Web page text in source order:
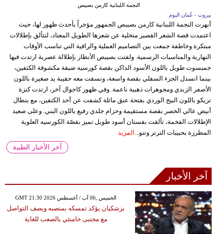
النجمة اللبنانية كارمن بصيبص
بيروت - عُمان اليوم
أبهرت النجمة اللبنانية كارمن بصيبص الجمهور مؤخراً بأحدث ظهور لها، حيث
اعتمدت قصة الشعر القصير متخلية عن شعرها الطويل المعتاد، لتتألق بإطلالات
مبتكرة وخاطفة جمعت بين التصاميم العملية والراقية التي تناسب الأوقات
النهارية والمناسبات الرسمية. ولفتت بصيبص الأنظار بإطلالة عصرية ارتدت فيها
جمبسوت طويل باللون الأسود الداكن بقصة كورسيه ضيقة مكشوفة الكتفين،
بينما انسدل الجزء السفلي بقصة واسعة، ونسقت معه حقيبة يد صغيرة باللون
الأصفر الزبدي ومجوهرات ذهبية ناعمة. وفي ظهور كاجوال آخر، ارتدت كنزة
تريكو باللون البيج الوردي بفتحة عنق مائلة كشفت عن أحد الكتفين، مع بنطال
أبيض عالي الخصر بقصة مستقيمة وحزام جلدي رفيع باللون البني. وعلى صعيد
الإطلالات الفخمة، تألقت بفستان أسود طويل تميز بقصّة الكورسيه العلوية
المطرزة بحبيبات الترتر وتنو... المزيد
آخر الأخبار الطبية
آخر الأخبار
GMT 21:30 2026 الخميس ,06 آب / أغسطس
بزشكيان يؤكد تمسكه بمنصبه ويصف التواصل
مع مجتبى خامنئي بالصعب للغاية